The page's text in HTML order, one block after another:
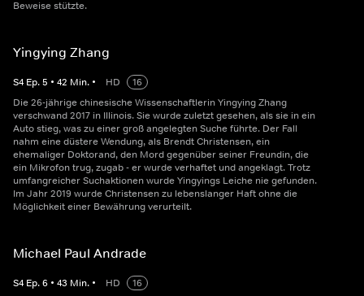
Beweise stützte.
Yingying Zhang
S4 Ep.5 • 42 Min. • HD
16
Die 26-jährige chinesische Wissenschaftlerin Yingying Zhang
verschwand 2017 in Illinois. Sie wurde zuletzt gesehen, als sie in ein
Auto stieg, was zu einer groß angelegten Suche führte. Der Fall
nahm eine düstere Wendung, als Brendt Christensen, ein
ehemaliger Doktorand, den Mord gegenüber seiner Freundin, die
ein Mikrofon trug, zugab - er wurde verhaftet und angeklagt. Trotz
umfangreicher Suchaktionen wurde Yingyings Leiche nie gefunden.
Im Jahr 2019 wurde Christensen zu lebenslanger Haft ohne die
Möglichkeit einer Bewährung verurteilt.
Michael Paul Andrade
S4 Ep.6 • 43 Min. • HD
16